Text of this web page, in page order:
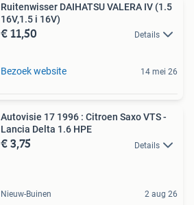
Ruitenwisser DAIHATSU VALERA IV (1.5
16V,1.5 i 16V)
€ 11,50 Details
Bezoek website 14 mei 26
Autovisie 17 1996 : Citroen Saxo VTS -
Lancia Delta 1.6 HPE
€ 3,75 Details
Nieuw-Buinen 2 aug 26